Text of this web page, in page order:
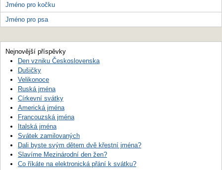
Jméno pro kočku
Jméno pro psa
Nejnovější příspěvky
Den vzniku Československa
Dušičky
Velikonoce
Ruská jména
Církevní svátky
Americká jména
Francouzská jména
Italská jména
Svátek zamilovaných
Dali byste svým dětem dvě křestní jména?
Slavíme Mezinárodní den žen?
Co říkáte na elektronická přání k svátku?